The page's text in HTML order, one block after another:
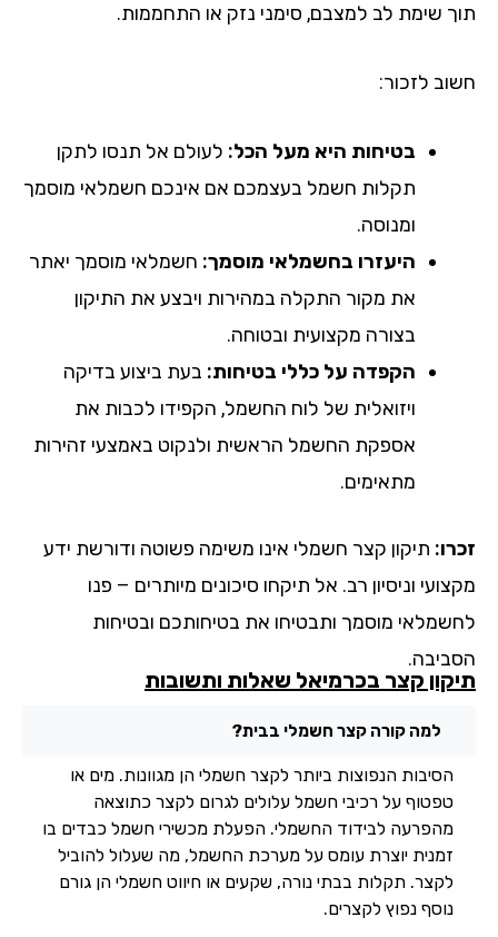
שימת לב למצבם, סימני נזק או התחממות.
לזכור:
בטיחות היא מעל הכל: לעולם אל תנסו לתקן
תקלות חשמל בעצמכם אם אינכם חשמלאי מוסמך
ומנוסה.
היעזרו בחשמלאי מוסמך:חשמלאי מוסמך יאתר
את מקור התקלה במהירות ויבצע את התיקון
בצורה מקצועית ובטוחה.
הקפדה על כללי בטיחות:בעת ביצוע בדיקה
ויזואלית של לוח החשמל, הקפידו לכבות את
אספקת החשמל הראשית ולנקוט באמצעי זהירות
מתאימים.
תיקון קצר חשמלי אינו משימה פשוטה ודורשת ידע
וניסיון רב. אל תיקחו סיכונים מיותרים – פנו
מוסמך ותבטיחו את בטיחותכם ובטיחות
קצר בכרמיאל שאלות ותשובות
למה קורה קצר חשמלי בבית?
הסיבות הנפוצות ביותר לקצר חשמלי הן מגוונות. מים או
טפטוף על רכיבי חשמל עלולים לגרום לקצר כתוצאה
מהפרעה לבידוד החשמלי. הפעלת מכשירי חשמל כבדים בו
זמנית יוצרת עומס על מערכת החשמל, מה שעלול להוביל
לקצר. תקלות בבתי נורה, שקעים או חיווט חשמלי הן גורם
נוסף נפוץ לקצרים.